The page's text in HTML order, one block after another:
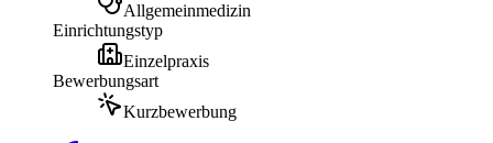
Allgemeinmedizin
Einrichtungstyp
Einzelpraxis
Bewerbungsart
Kurzbewerbung